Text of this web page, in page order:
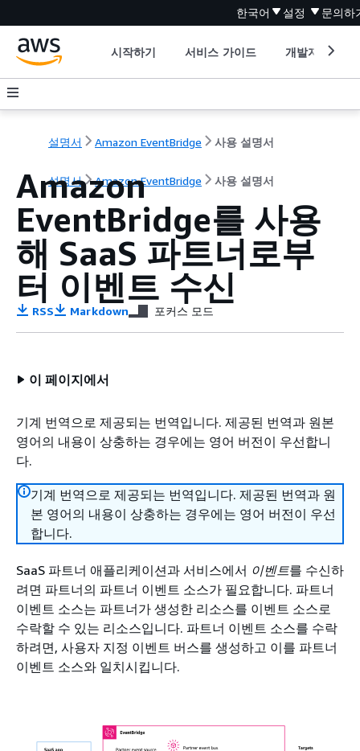
한국어 설정 문의하
시작하기 서비스 가이드 개발자 도구
설명서 Amazon EventBridge 사용 설명서
설명서 Amazon EventBridge 사용 설명서
Amazon
EventBridge를 사용
해 SaaS 파트너로부
터 이벤트 수신
RSS Markdown 포커스 모드
이 페이지에서
기계 번역으로 제공되는 번역입니다. 제공된 번역과 원본
영어의 내용이 상충하는 경우에는 영어 버전이 우선합니
다.
기계 번역으로 제공되는 번역입니다. 제공된 번역과 원
본 영어의 내용이 상충하는 경우에는 영어 버전이 우선
합니다.
SaaS 파트너 애플리케이션과 서비스에서 이벤트를 수신하
려면 파트너의 파트너 이벤트 소스가 필요합니다. 파트너
이벤트 소스는 파트너가 생성한 리소스를 이벤트 소스로
수락할 수 있는 리소스입니다. 파트너 이벤트 소스를 수락
하려면, 사용자 지정 이벤트 버스를 생성하고 이를 파트너
이벤트 소스와 일치시킵니다.